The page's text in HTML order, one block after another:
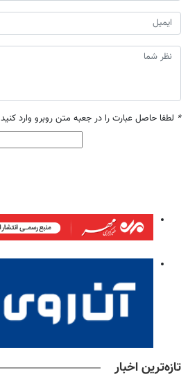
* لطفا حاصل عبارت را در جعبه متن روبرو وارد کنید
تازه‌ترین اخبار